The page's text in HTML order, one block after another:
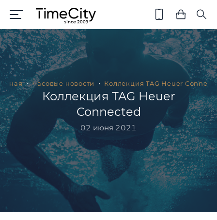
Часовые новости Коллекция TAG Heuer
Коллекция TAG Heuer
Connected
02 июня 2021